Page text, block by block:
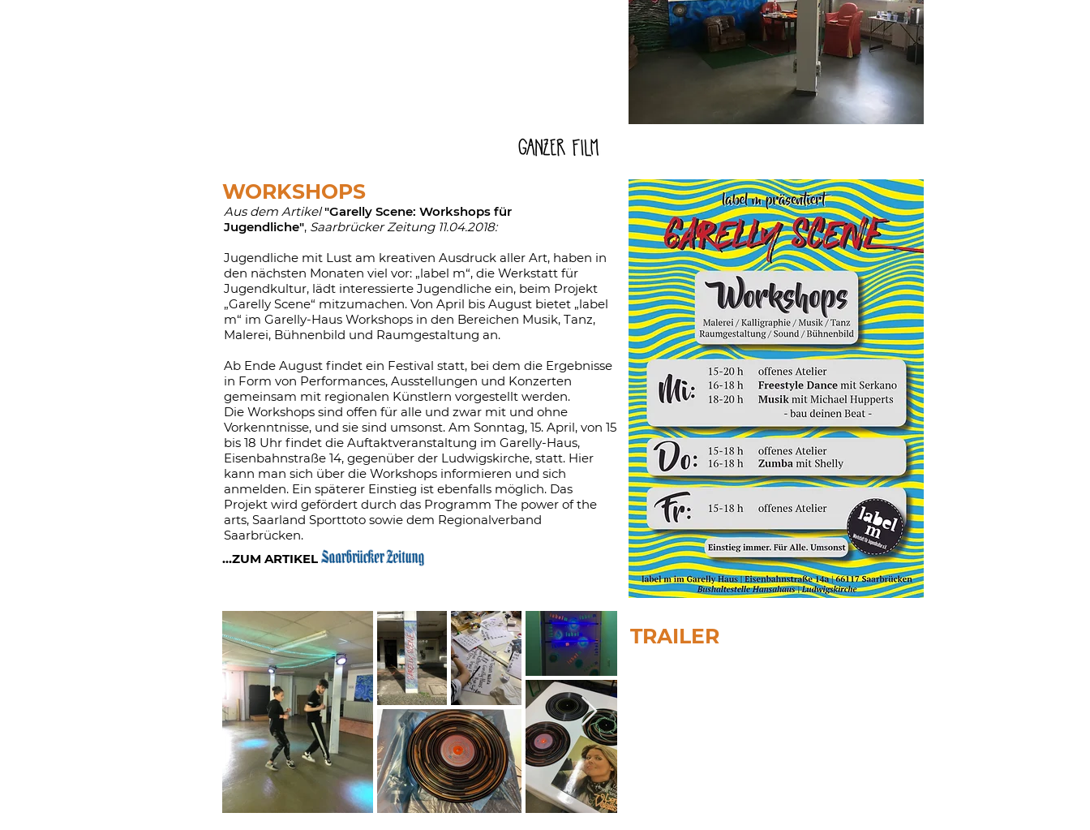
WORKSHOPS
Aus dem Artikel"Garelly Scene: Workshops für
Jugendliche", Saarbrücker Zeitung 11.04.2018:
Jugendliche mit Lust am kreativen Ausdruck aller Art, haben in
den nächsten Monaten viel vor: „label m“, die Werkstatt für
Jugendkultur, lädt interessierte Jugendliche ein, beim Projekt
„Garelly Scene“ mitzumachen. Von April bis August bietet „label
m“ im Garelly-Haus Workshops in den Bereichen Musik, Tanz,
Malerei, Bühnenbild und Raumgestaltung an.
Ab Ende August findet ein Festival statt, bei dem die Ergebnisse
in Form von Performances, Ausstellungen und Konzerten
gemeinsam mit regionalen Künstlern vorgestellt werden.
Die Workshops sind offen für alle und zwar mit und ohne
Vorkenntnisse, und sie sind umsonst. Am Sonntag, 15. April, von 15
bis 18 Uhr findet die Auftaktveranstaltung im Garelly-Haus,
Eisenbahnstraße 14, gegenüber der Ludwigskirche, statt. Hier
kann man sich über die Workshops informieren und sich
anmelden. Ein späterer Einstieg ist ebenfalls möglich. Das
Projekt wird gefördert durch das Programm The power of the
arts, Saarland Sporttoto sowie dem Regionalverband
Saarbrücken.
...ZUM ARTIKEL
TRAILER